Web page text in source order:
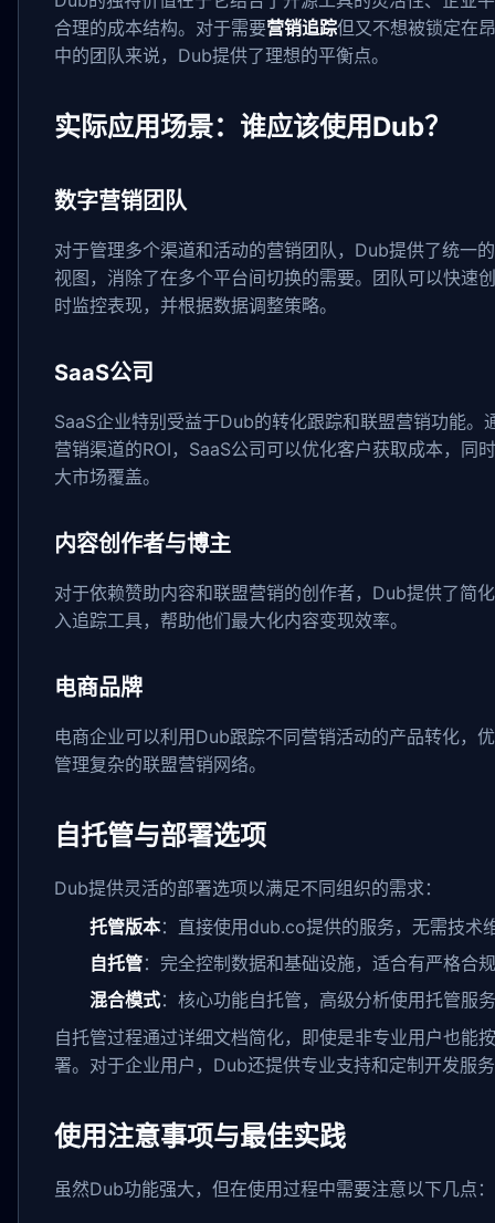
合理的成本结构。对于需要营销追踪但又不想被锁定在
中的团队来说，Dub提供了理想的平衡点。
实际应用场景：谁应该使用Dub？
数字营销团队
对于管理多个渠道和活动的营销团队，Dub提供了统一的
视图，消除了在多个平台间切换的需要。团队可以快速
时监控表现，并根据数据调整策略。
SaaS公司
SaaS企业特别受益于Dub的转化跟踪和联盟营销功能。
营销渠道的ROI，SaaS公司可以优化客户获取成本，同
大市场覆盖。
内容创作者与博主
对于依赖赞助内容和联盟营销的创作者，Dub提供了简
入追踪工具，帮助他们最大化内容变现效率。
电商品牌
电商企业可以利用Dub跟踪不同营销活动的产品转化，
管理复杂的联盟营销网络。
自托管与部署选项
Dub提供灵活的部署选项以满足不同组织的需求：
托管版本：直接使用dub.co提供的服务，无需技术
自托管：完全控制数据和基础设施，适合有严格合
混合模式：核心功能自托管，高级分析使用托管服务
自托管过程通过详细文档简化，即使是非专业用户也能
署。对于企业用户，Dub还提供专业支持和定制开发服
使用注意事项与最佳实践
虽然Dub功能强大，但在使用过程中需要注意以下几点：